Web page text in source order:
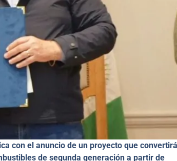
con el anuncio de un proyecto que
de segunda generación a partir de